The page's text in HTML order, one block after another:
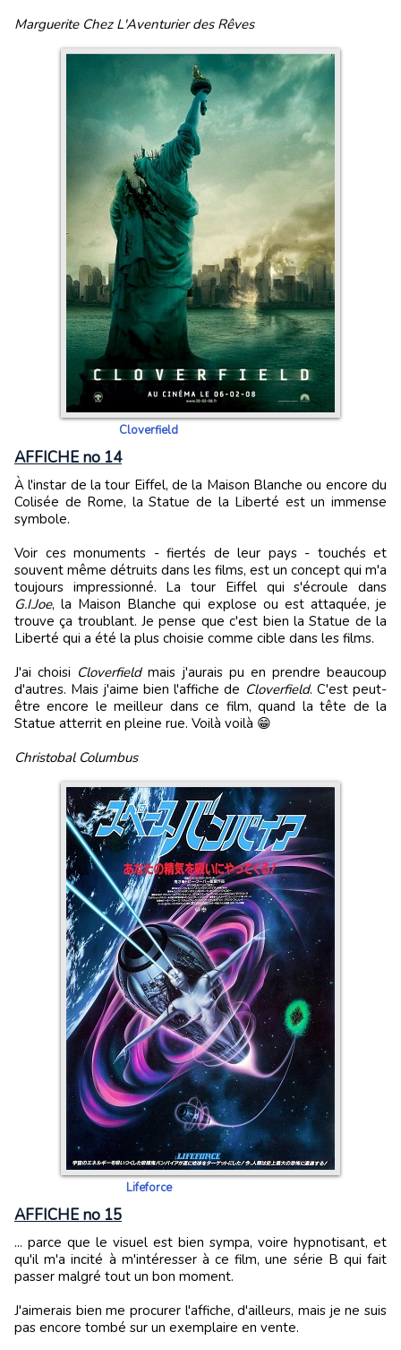
Marguerite Chez L'Aventurier des Rêves
Cloverfield
AFFICHE no 14
À l'instar de la tour Eiffel, de la Maison Blanche ou encore du
Colisée de Rome, la Statue de la Liberté est un immense
symbole.
Voir ces monuments - fiertés de leur pays - touchés et
souvent même détruits dans les films, est un concept qui m'a
toujours impressionné. La tour Eiffel qui s'écroule dans
G.I.Joe, la Maison Blanche qui explose ou est attaquée, je
trouve ça troublant. Je pense que c'est bien la Statue de la
Liberté qui a été la plus choisie comme cible dans les films.
J'ai choisi Cloverfieldmais j'aurais pu en prendre beaucoup
d'autres. Mais j'aime bien l'affiche de Cloverfield. C'est peut-
être encore le meilleur dans ce film, quand la tête de la
Statue atterrit en pleine rue. Voilà voilà 😁
Christobal Columbus
Lifeforce
AFFICHE no 15
... parce que le visuel est bien sympa, voire hypnotisant, et
qu'il m'a incité à m'intéresser à ce film, une série B qui fait
passer malgré tout un bon moment.
J'aimerais bien me procurer l'affiche, d'ailleurs, mais je ne suis
pas encore tombé sur un exemplaire en vente.